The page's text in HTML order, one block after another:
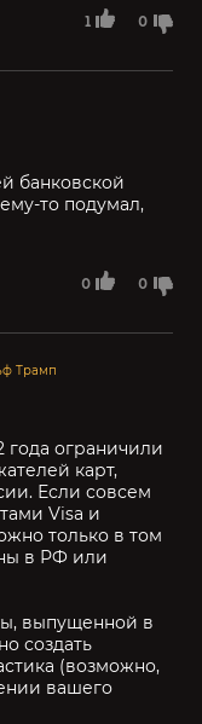
1 0
0 0
банковской
то подумал,
Трамп
года ограничили
карт,
Если совсем
Visa и
только в том
в РФ или
выпущенной в
создать
(возможно,
вашего